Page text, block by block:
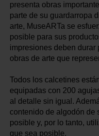
presenta obras
parte de su guardarropa
arte, MuseARTa se
posible para sus
impresiones deben durar
obras de arte que
Todos los calcetines
equipadas con 200
al detalle sin igual.
contenido de algodón de
posible y, por lo tanto,
que sea posible.